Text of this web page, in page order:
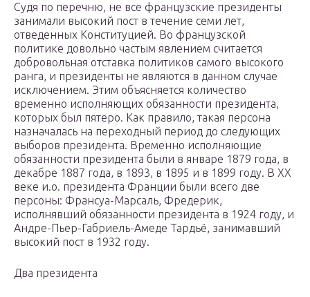
Судя по перечню, не все французские президенты
занимали высокий пост в течение семи лет,
отведенных Конституцией. Во французской
политике довольно частым явлением считается
добровольная отставка политиков самого высокого
ранга, и президенты не являются в данном случае
исключением. Этим объясняется количество
временно исполняющих обязанности президента,
которых был пятеро. Как правило, такая персона
назначалась на переходный период до следующих
выборов президента. Временно исполняющие
обязанности президента были в январе 1879 года, в
декабре 1887 года, в 1893, в 1895 и в 1899 году. В XX
веке и.о. президента Франции были всего две
персоны: Франсуа-Марсаль, Фредерик,
исполнявший обязанности президента в 1924 году, и
Андре-Пьер-Габриель-Амеде Тардьё, занимавший
высокий пост в 1932 году.
Два президента